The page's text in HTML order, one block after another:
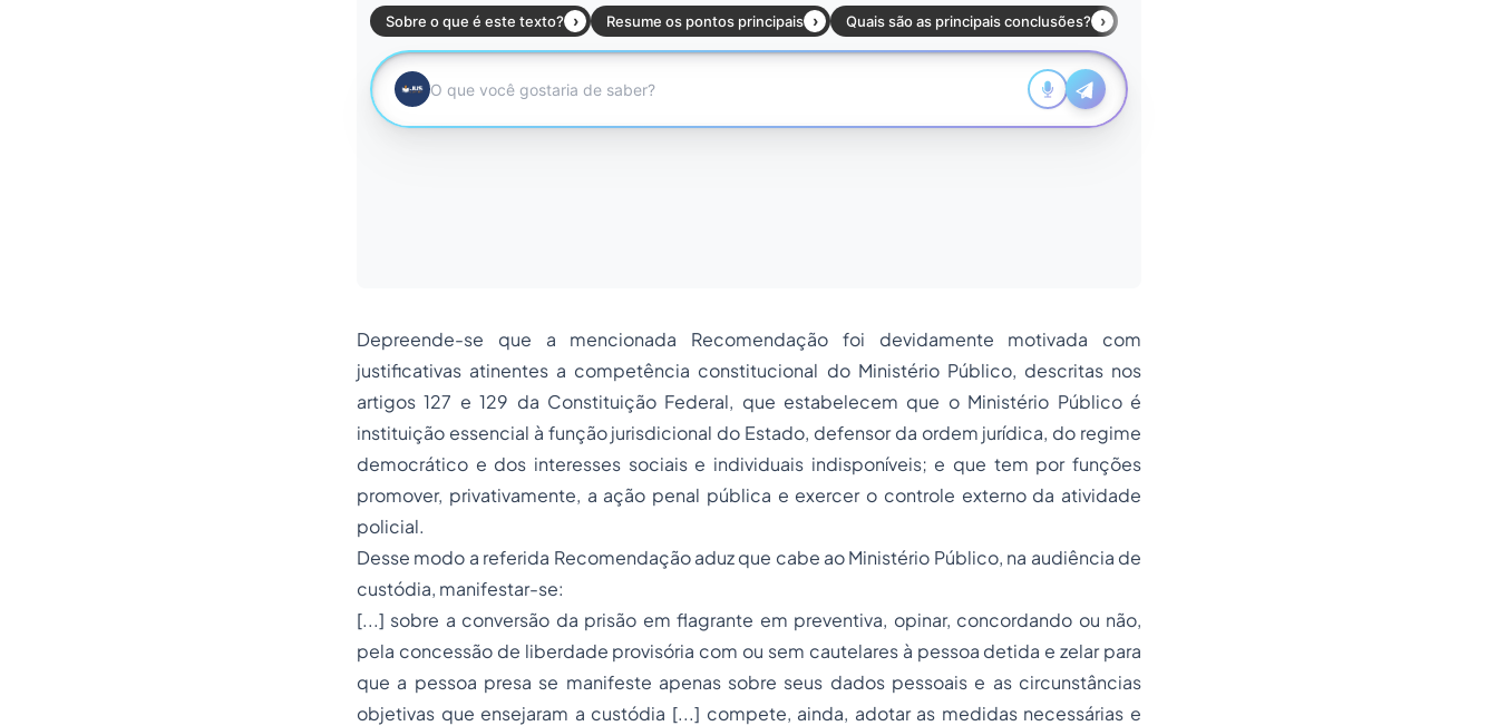
Depreende-se que a mencionada Recomendação foi devidamente motivada com
justificativas atinentes a competência constitucional do Ministério Público, descritas nos
artigos 127 e 129 da Constituição Federal, que estabelecem que o Ministério Público é
instituição essencial à função jurisdicional do Estado, defensor da ordem jurídica, do regime
democrático e dos interesses sociais e individuais indisponíveis; e que tem por funções
promover, privativamente, a ação penal pública e exercer o controle externo da atividade
policial.
Desse modo a referida Recomendação aduz que cabe ao Ministério Público, na audiência de
custódia, manifestar-se:
[...] sobre a conversão da prisão em flagrante em preventiva, opinar, concordando ou não,
pela concessão de liberdade provisória com ou sem cautelares à pessoa detida e zelar para
que a pessoa presa se manifeste apenas sobre seus dados pessoais e as circunstâncias
objetivas que ensejaram a custódia [...] compete, ainda, adotar as medidas necessárias e